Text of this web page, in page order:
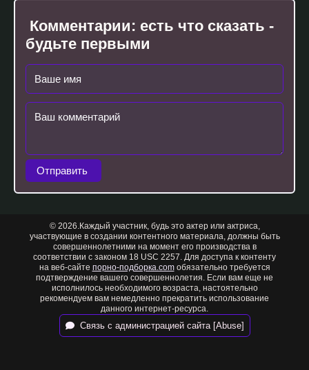
Комментарии: есть что сказать -
будьте первыми
Отправить
© 2026.Каждый участник, будь это актер или актриса,
участвующие в создании контентного материала, должны быть
совершеннолетними на момент его производства в
соответствии с законом 18 USC 2257. Для доступа к контенту
на веб-сайте порно-подборка.comобязательно требуется
подтверждение вашего совершеннолетия. Если вам еще не
исполнилось необходимого возраста, настоятельно
рекомендуем вам немедленно прекратить использование
данного интернет-ресурса.
Связь с администрацией сайта [Abuse]